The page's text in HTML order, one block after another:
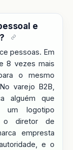
e
pessoas. Em
8 vezes mais
o mesmo
varejo B2B,
alguém que
um logotipo
o diretor de
empresta
e o